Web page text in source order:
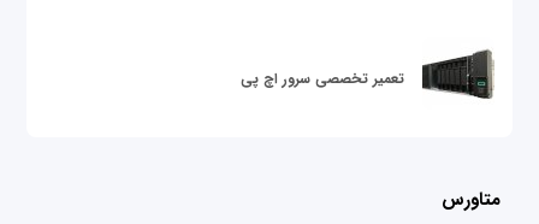
تعمیر تخصصی سرور اچ پی
متاورس